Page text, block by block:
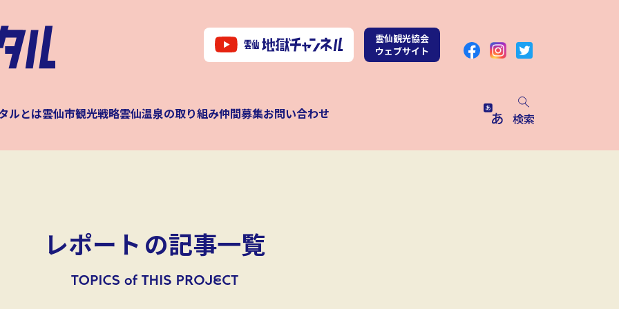
雲仙観光協会
ウェブサイト
ルとは雲仙市観光戦略雲仙温泉の取り組み仲間募集お問い合わせ 検索
レポート の記事一覧